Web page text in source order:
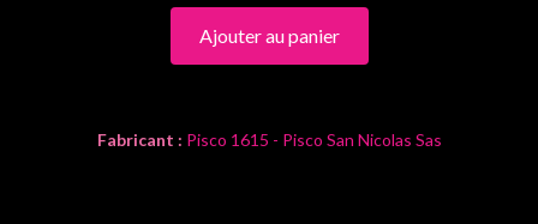
Ajouter au panier
Fabricant : Pisco 1615 - Pisco San Nicolas Sas